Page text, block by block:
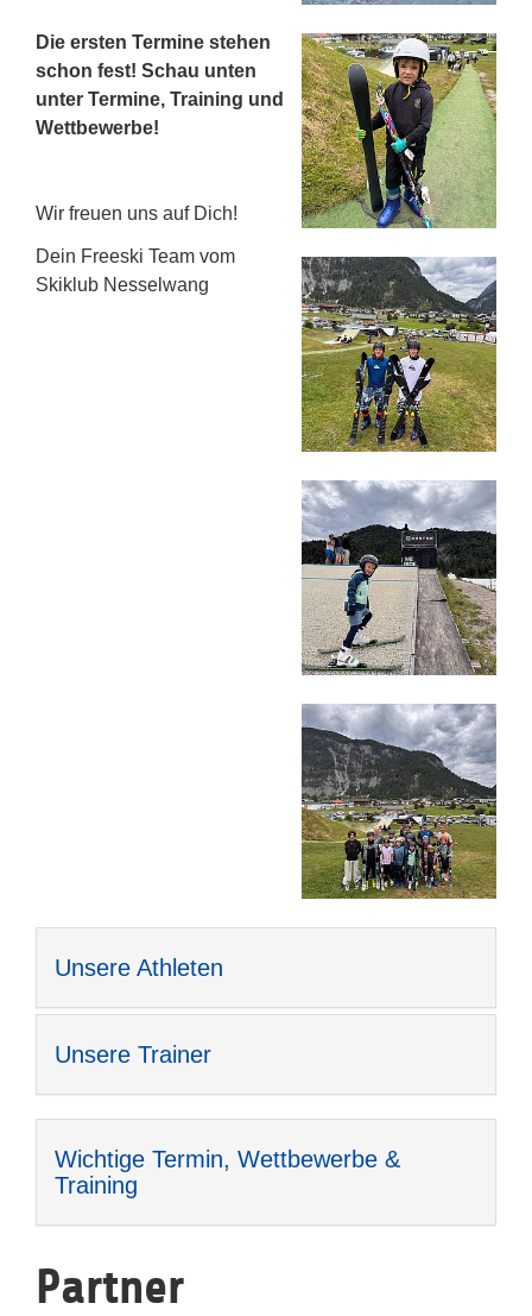
Die ersten Termine stehen
schon fest! Schau unten
unter Termine, Training und
Wettbewerbe!
Wir freuen uns auf Dich!
Dein Freeski Team vom
Skiklub Nesselwang
Unsere Athleten
Unsere Trainer
Wichtige Termin, Wettbewerbe &
Training
Partner